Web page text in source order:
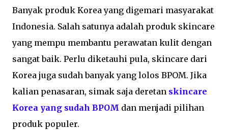
Banyak produk Korea yang digemari masyarakat
Indonesia. Salah satunya adalah produk skincare
yang mempu membantu perawatan kulit dengan
sangat baik. Perlu diketauhi pula, skincare dari
Korea juga sudah banyak yang lolos BPOM. Jika
kalian penasaran, simak saja deretan skincare
Korea yang sudah BPOM dan menjadi pilihan
produk populer.